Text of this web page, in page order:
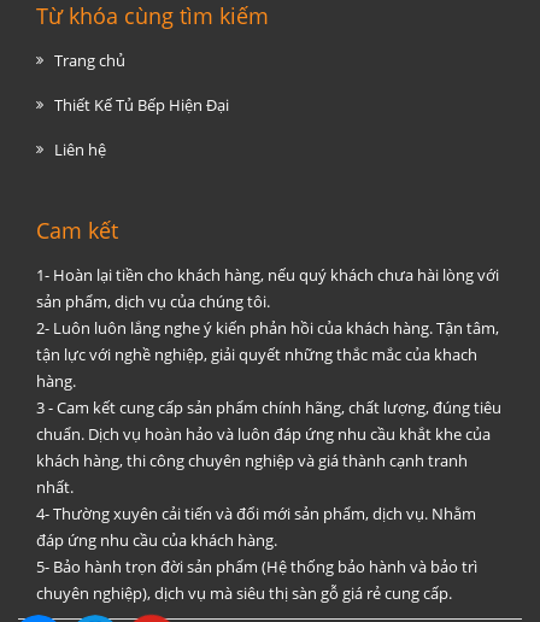
Từ khóa cùng tìm kiếm
Trang chủ
Thiết Kế Tủ Bếp Hiện Đại
Liên hệ
Cam kết
1- Hoàn lại tiền cho khách hàng, nếu quý khách chưa hài lòng với
sản phẩm, dịch vụ của chúng tôi.
2- Luôn luôn lắng nghe ý kiến phản hồi của khách hàng. Tận tâm,
tận lực với nghề nghiệp, giải quyết những thắc mắc của khach
hàng.
3 - Cam kết cung cấp sản phẩm chính hãng, chất lượng, đúng tiêu
chuẩn. Dịch vụ hoàn hảo và luôn đáp ứng nhu cầu khắt khe của
khách hàng, thi công chuyên nghiệp và giá thành cạnh tranh
nhất.
4- Thường xuyên cải tiến và đổi mới sản phẩm, dịch vụ. Nhằm
đáp ứng nhu cầu của khách hàng.
5- Bảo hành trọn đời sản phẩm (Hệ thống bảo hành và bảo trì
chuyên nghiệp), dịch vụ mà siêu thị sàn gỗ giá rẻ cung cấp.